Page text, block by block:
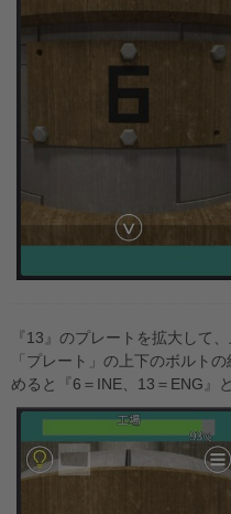
『13』のプレートを拡大して
「プレート」の上下のボルト
めると『6＝INE、13＝ENG』と